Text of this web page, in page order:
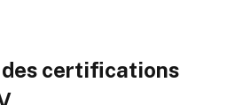
certifications